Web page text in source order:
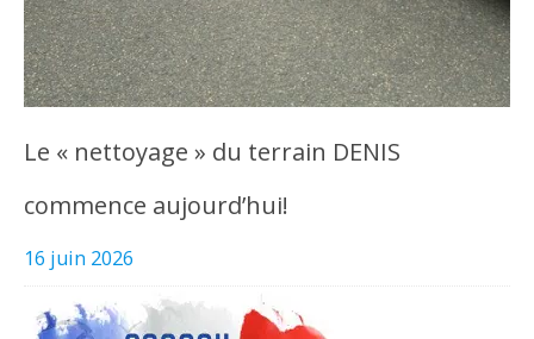
Le « nettoyage » du terrain DENIS
commence aujourd’hui!
16 juin 2026